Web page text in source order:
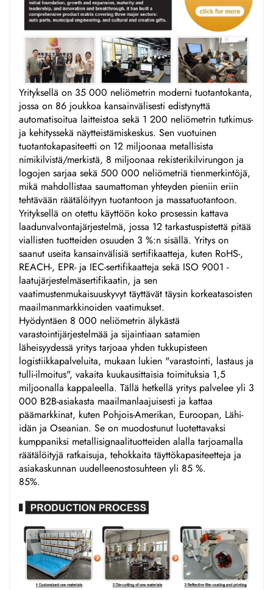
Yrityksellä on 35 000 neliömetrin moderni tuotantokanta,
jossa on 86 joukkoa kansainvälisesti edistynyttä
automatisoitua laitteistoa sekä 1 200 neliömetrin tutkimus-
ja kehityssekä näytteistämiskeskus. Sen vuotuinen
tuotantokapasiteetti on 12 miljoonaa metallisista
nimikilvistä/merkistä, 8 miljoonaa rekisterikilvirungon ja
logojen sarjaa sekä 500 000 neliömetriä tienmerkintöjä,
mikä mahdollistaa saumattoman yhteyden pieniin eriin
tehtävään räätälöityyn tuotantoon ja massatuotantoon.
Yrityksellä on otettu käyttöön koko prosessin kattava
laadunvalvontajärjestelmä, jossa 12 tarkastuspistettä pitää
viallisten tuotteiden osuuden 3 %:n sisällä. Yritys on
saanut useita kansainvälisiä sertifikaatteja, kuten RoHS-,
REACH-, EPR- ja IEC-sertifikaatteja sekä ISO 9001 -
laatujärjestelmäsertifikaatin, ja sen
vaatimustenmukaisuuskyvyt täyttävät täysin korkeatasoisten
maailmanmarkkinoiden vaatimukset.
Hyödyntäen 8 000 neliömetrin älykästä
varastointijärjestelmää ja sijaintiaan satamien
läheisyydessä yritys tarjoaa yhden tukkupisteen
logistiikkapalveluita, mukaan lukien "varastointi, lastaus ja
tulli-ilmoitus", vakaita kuukausittaisia toimituksia 1,5
miljoonalla kappaleella. Tällä hetkellä yritys palvelee yli 3
000 B2B-asiakasta maailmanlaajuisesti ja kattaa
päämarkkinat, kuten Pohjois-Amerikan, Euroopan, Lähi-
idän ja Oseanian. Se on muodostunut luotettavaksi
kumppaniksi metallisignaalituotteiden alalla tarjoamalla
räätälöityjä ratkaisuja, tehokkaita täyttökapasiteetteja ja
asiakaskunnan uudelleenostosuhteen yli 85 %.
85%.